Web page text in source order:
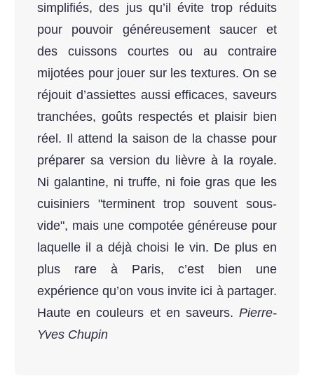
simplifiés, des jus qu’il évite trop réduits
pour pouvoir généreusement saucer et
des cuissons courtes ou au contraire
mijotées pour jouer sur les textures. On se
réjouit d’assiettes aussi efficaces, saveurs
tranchées, goûts respectés et plaisir bien
réel. Il attend la saison de la chasse pour
préparer sa version du lièvre à la royale.
Ni galantine, ni truffe, ni foie gras que les
cuisiniers "terminent trop souvent sous-
vide", mais une compotée généreuse pour
laquelle il a déjà choisi le vin. De plus en
plus rare à Paris, c’est bien une
expérience qu’on vous invite ici à partager.
Haute en couleurs et en saveurs. Pierre-
Yves Chupin